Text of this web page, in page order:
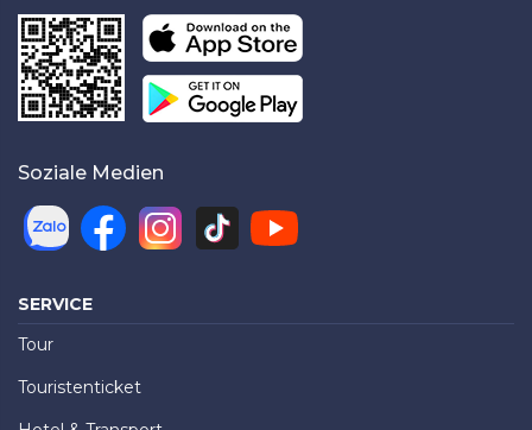
Soziale Medien
SERVICE
Tour
Touristenticket